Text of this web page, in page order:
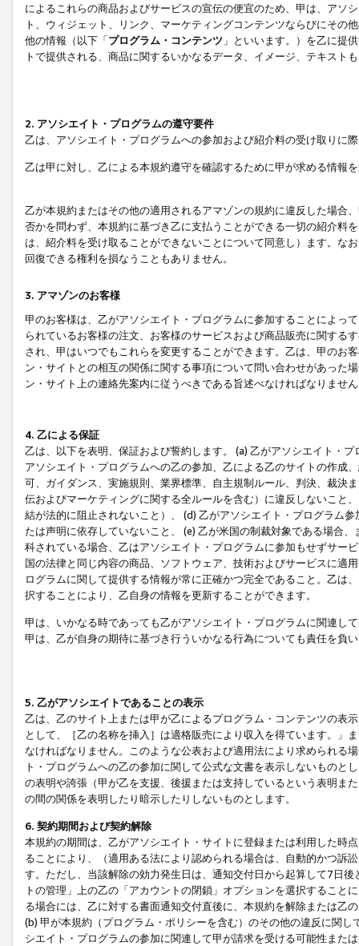
によるこれらの商品およびサービスの宣伝の便宜のため、甲は、アソ
ト、ウィジェット、リンク、マーケティングコンテンツならびにその
他の情報（以下「プログラム・コンテンツ 」といいます。）を乙に提
トで提供される、商品に関するいかなるデータ、イメージ、テキス
2. アソシエイト・プログラムの遵守要件
乙は、アソシエイト・プログラムへの参加および紹介料の受け取りに
乙は甲に対し、乙による本規約遵守を確認するために甲が求める情報
乙が本規約またはその他の適用されるアマゾンの規約に違反した場合
否かを問わず、本規約に基づき乙に支払うことができる一切の紹介料
は、紹介料を受け取ることができないことについて同意し）ます。な
回復できる権利を損なうこともありません。
3. アマゾンのお客様
甲のお客様は、乙がアソシエイト・プログラムに参加することによっ
られているお客様の注文、お客様のサービスおよび商品販売に関する
され、甲はいつでもこれらを変更することができます。乙は、甲のお
ン・サイトとの相互の関係に関する事項について問い合わせがあった
ン・サイト上の連絡先案内に従うべきである旨述べなければなりませ
4. 乙による保証
乙は、以下を表明、保証および誓約します。 (a) 乙がアソシエイト・
アソシエイト・プログラムへの乙の参加、乙による乙のサイトの作成
可、ガイダンス、実施規則、業界標準、自主規制ルール、判決、裁決
伝およびマーケティングに関する全ルールを含む）に違反しないこと
結が法的に阻止されないこと）、 (d) 乙がアソシエイト・プログラム
たは声明に依存していないこと、 (e) 乙が米国の制裁対象である場合
科されている場合、乙はアソシエイト・プログラムに参加もせずサー
国の法律と同じ内容の商品、ソフトウェア、技術およびサービスに適
ログラムに関して提供する情報が常に正確かつ完全であること。乙は
択することにより、乙自身の情報を更新することができます。
甲は、いかなる時であっても乙がアソシエイト・プログラムに関連し
甲は、乙が自身の期待に基づき行ういかなる行為についても責任を負
5. 乙がアソシエイトであることの表示
乙は、乙のサイト上または甲が乙によるプログラム・コンテンツの表
として、［乙の名称を挿入］は適格販売により収入を得ています。」
なければなりません。このような公表および適用法により求められる
ト・プログラムへの乙の参加に関して公式な文書を表示しないもの
の表明や誇張（甲が乙を支援、後援または支持しているという表明ま
の間の関係を表明したり暗示したりしないものとします。
6. 契約期間および契約解除
本規約の期間は、乙がアソシエイト・サイトに登録または利用した時
ることにより、（適用ある法により認められる場合は、自動的かつ訴
す。ただし、当該解除の効力発生日は、通知交付日から起算して7日
トの管理」上の乙の「アカウントの閉鎖」オプションを選択するこ
る場合には、乙に対する書面通知交付直後に、本規約を解除または乙
(b) 甲が本規約（プログラム・ポリシーを含む）のその他の違反に関
シエイト・プログラムの参加に関連して甲が請求を受ける可能性また